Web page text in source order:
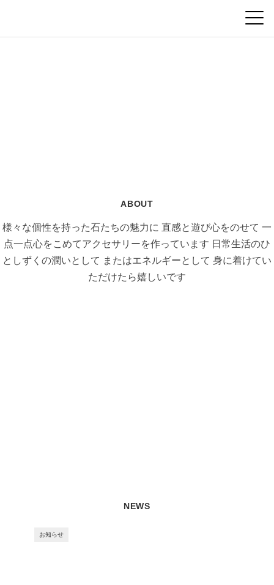
ABOUT
様々な個性を持った石たちの魅力に 直感と遊び心をのせて 一
点一点心をこめてアクセサリーを作っています 日常生活のひ
としずくの潤いとして またはエネルギーとして 身に着けてい
ただけたら嬉しいです
NEWS
お知らせ